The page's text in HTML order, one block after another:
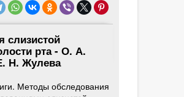
слизистой
рта - О. А.
Н. Жулева
Методы обследования